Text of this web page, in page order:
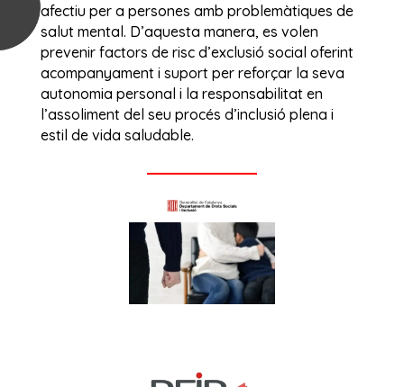
afectiu per a persones amb problemàtiques de
salut mental. D’aquesta manera, es volen
prevenir factors de risc d’exclusió social oferint
acompanyament i suport per reforçar la seva
autonomia personal i la responsabilitat en
l’assoliment del seu procés d’inclusió plena i
estil de vida saludable.